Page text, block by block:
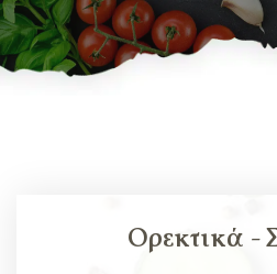
Ορεκτικά -